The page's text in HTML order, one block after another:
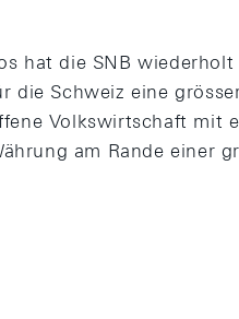
hat die SNB
die Schweiz eine
Volkswirtschaft mit
am Rande einer